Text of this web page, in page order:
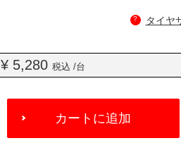
? タイヤ
¥ 5,280税込 /台
ADD
CART
カートに追加